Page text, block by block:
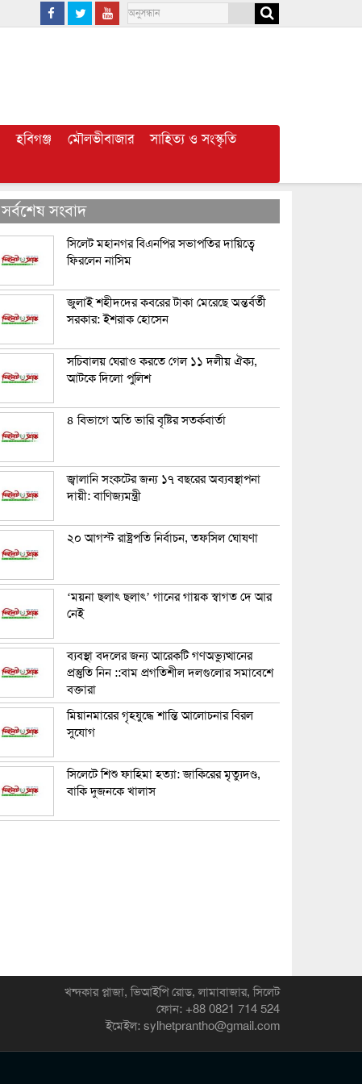
হবিগঞ্জ মৌলভীবাজার
সাহিত্য ও সংস্কৃতি
সর্বশেষ সংবাদ
সিলেট মহানগর বিএনপির সভাপতির দায়িত্বে
ফিরলেন নাসিম
জুলাই শহীদদের কবরের টাকা মেরেছে অন্তর্বর্তী
সরকার: ইশরাক হোসেন
সচিবালয় ঘেরাও করতে গেল ১১ দলীয় ঐক্য,
আটকে দিলো পুলিশ
৪ বিভাগে অতি ভারি বৃষ্টির সতর্কবার্তা
জ্বালানি সংকটের জন্য ১৭ বছরের অব্যবস্থাপনা
দায়ী: বাণিজ্যমন্ত্রী
২০ আগস্ট রাষ্ট্রপতি নির্বাচন, তফসিল ঘোষণা
‘ময়না ছলাৎ ছলাৎ’ গানের গায়ক স্বাগত দে আর
নেই
ব্যবস্থা বদলের জন্য আরেকটি গণঅভ্যুত্থানের
প্রস্তুতি নিন ::বাম প্রগতিশীল দলগুলোর সমাবেশে
বক্তারা
মিয়ানমারের গৃহযুদ্ধে শান্তি আলোচনার বিরল
সুযোগ
সিলেটে শিশু ফাহিমা হত্যা: জাকিরের মৃত্যুদণ্ড,
বাকি দুজনকে খালাস
খন্দকার প্লাজা, ভিআইপি রোড, লামাবাজার, সিলেট
ফোন: +88 0821 714 524
ইমেইল: sylhetprantho@gmail.com